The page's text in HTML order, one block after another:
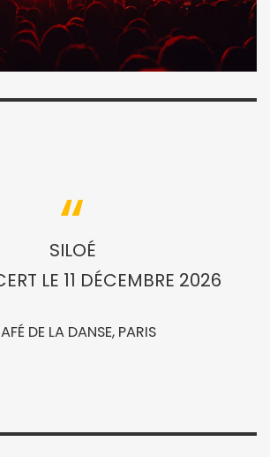
SILOÉ
LE 11 DÉCEMBRE 2026
DE LA DANSE, PARIS